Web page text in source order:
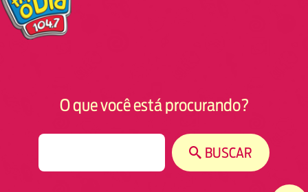
O que você está procurando?
BUSCAR